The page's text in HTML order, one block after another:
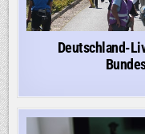
Deutschland-